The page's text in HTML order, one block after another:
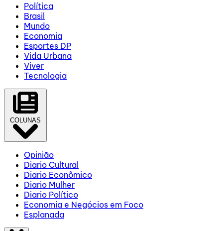
Política
Brasil
Mundo
Economia
Esportes DP
Vida Urbana
Viver
Tecnologia
COLUNAS
Opinião
Diario Cultural
Diario Econômico
Diario Mulher
Diario Político
Economia e Negócios em Foco
Esplanada